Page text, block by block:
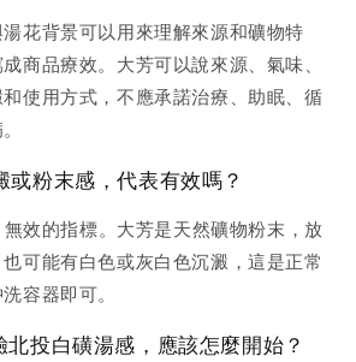
花背景可以用來理解來源和礦物特
商品療效。大芳可以說來源、氣味、
使用方式，不應承諾治療、助眠、循
或粉末感，代表有效嗎？
效的指標。大芳是天然礦物粉末，放
可能有白色或灰白色沉澱，這是正常
容器即可。
北投白磺湯感，應該怎麼開始？